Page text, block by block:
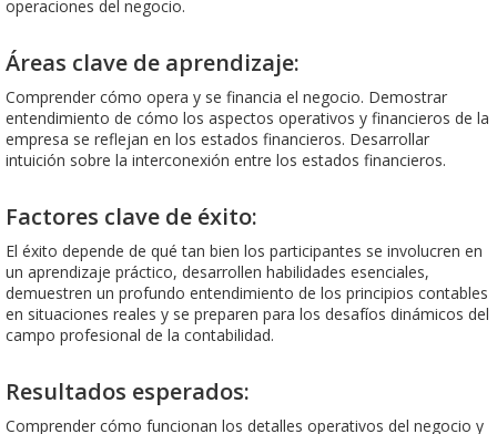
operaciones del negocio.
Áreas clave de aprendizaje:
Comprender cómo opera y se financia el negocio. Demostrar
entendimiento de cómo los aspectos operativos y financieros de la
empresa se reflejan en los estados financieros. Desarrollar
intuición sobre la interconexión entre los estados financieros.
Factores clave de éxito:
El éxito depende de qué tan bien los participantes se involucren en
un aprendizaje práctico, desarrollen habilidades esenciales,
demuestren un profundo entendimiento de los principios contables
en situaciones reales y se preparen para los desafíos dinámicos del
campo profesional de la contabilidad.
Resultados esperados:
Comprender cómo funcionan los detalles operativos del negocio y